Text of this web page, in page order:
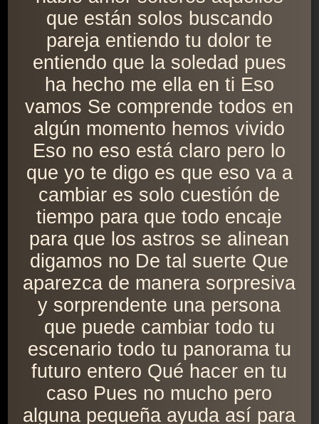
que están solos buscando
pareja entiendo tu dolor te
entiendo que la soledad pues
ha hecho me ella en ti Eso
vamos Se comprende todos en
algún momento hemos vivido
Eso no eso está claro pero lo
que yo te digo es que eso va a
cambiar es solo cuestión de
tiempo para que todo encaje
para que los astros se alinean
digamos no De tal suerte Que
aparezca de manera sorpresiva
y sorprendente una persona
que puede cambiar todo tu
escenario todo tu panorama tu
futuro entero Qué hacer en tu
caso Pues no mucho pero
alguna pequeña ayuda así para